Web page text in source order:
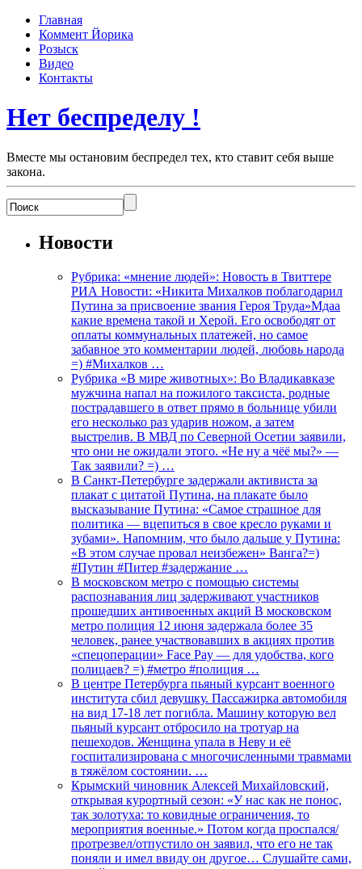
Главная
Коммент Йорика
Розыск
Видео
Контакты
Нет беспределу !
Вместе мы остановим беспредел тех, кто ставит себя выше
закона.
Новости
Рубрика: «мнение людей»: Новость в Твиттере
РИА Новости: «Никита Михалков поблагодарил
Путина за присвоение звания Героя Труда»Мдаа
какие времена такой и Херой. Его освободят от
оплаты коммунальных платежей, но самое
забавное это комментарии людей, любовь народа
=) #Михалков …
Рубрика «В мире животных»: Во Владикавказе
мужчина напал на пожилого таксиста, родные
пострадавшего в ответ прямо в больнице убили
его несколько раз ударив ножом, а затем
выстрелив. В МВД по Северной Осетии заявили,
что они не ожидали этого. «Не ну а чёё мы?» —
Так заявили? =) …
В Санкт-Петербурге задержали активиста за
плакат с цитатой Путина, на плакате было
высказывание Путина: «Самое страшное для
политика — вцепиться в свое кресло руками и
зубами». Напомним, что было дальше у Путина:
«В этом случае провал неизбежен» Ванга?=)
#Путин #Питер #задержание …
В московском метро с помощью системы
распознавания лиц задерживают участников
прошедших антивоенных акций В московском
метро полиция 12 июня задержала более 35
человек, ранее участвовавших в акциях против
«спецоперации» Face Pay — для удобства, кого
полицаев? =) #метро #полиция …
В центре Петербурга пьяный курсант военного
института сбил девушку. Пассажирка автомобиля
на вид 17-18 лет погибла. Машину которую вел
пьяный курсант отбросило на тротуар на
пешеходов. Женщина упала в Неву и её
госпитализирована с многочисленными травмами
в тяжёлом состоянии. …
Крымский чиновник Алексей Михайловский,
открывая курортный сезон: «У нас как не понос,
так золотуха: то ковидные ограничения, то
мероприятия военные.» Потом когда проспался/
протрезвел/отпустило он заявил, что его не так
поняли и имел ввиду он другое… Слушайте сами,